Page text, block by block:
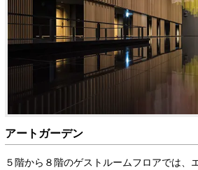
アートガーデン
５階から８階のゲストルームフロアでは、